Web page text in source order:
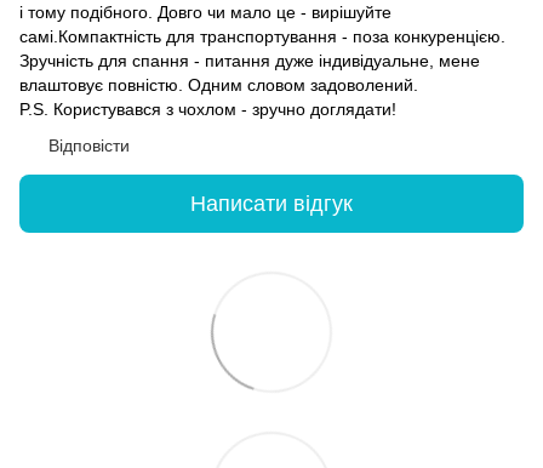
і тому подібного. Довго чи мало це - вирішуйте
самі.Компактність для транспортування - поза конкуренцією.
Зручність для спання - питання дуже індивідуальне, мене
влаштовує повністю. Одним словом задоволений.
P.S. Користувався з чохлом - зручно доглядати!
Відповісти
Написати відгук